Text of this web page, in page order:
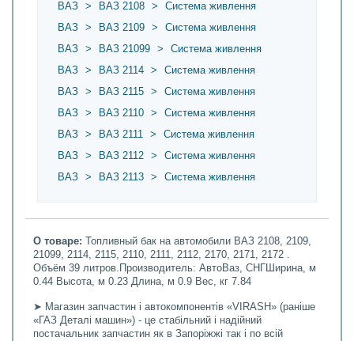
ВАЗ
> ВАЗ 2108 >
Система живлення
ВАЗ
> ВАЗ 2109 >
Система живлення
ВАЗ
> ВАЗ 21099 >
Система живлення
ВАЗ
> ВАЗ 2114 >
Система живлення
ВАЗ
> ВАЗ 2115 >
Система живлення
ВАЗ
> ВАЗ 2110 >
Система живлення
ВАЗ
> ВАЗ 2111 >
Система живлення
ВАЗ
> ВАЗ 2112 >
Система живлення
ВАЗ
> ВАЗ 2113 > Система живлення
О товаре: Топливный бак на автомобили ВАЗ 2108, 2109,
21099, 2114, 2115, 2110, 2111, 2112, 2170, 2171, 2172 .
Объём 39 литров.Производитель: АвтоВаз, СНГШирина, м
0.44 Высота, м 0.23 Длина, м 0.9 Вес, кг 7.84
➤ Магазин запчастин і автокомпонентів «VIRASH» (раніше
«ГАЗ Деталі машин») - це стабільний і надійний
постачальник запчастин як в Запоріжжі так і по всій